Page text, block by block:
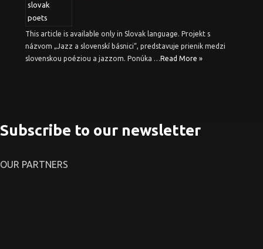
This article is available only in Slovak language. Projekt s
názvom „Jazz a slovenskí básnici“, predstavuje prienik medzi
slovenskou poéziou a jazzom. Ponúka …Read More »
Subscribe to our newsletter
OUR PARTNERS